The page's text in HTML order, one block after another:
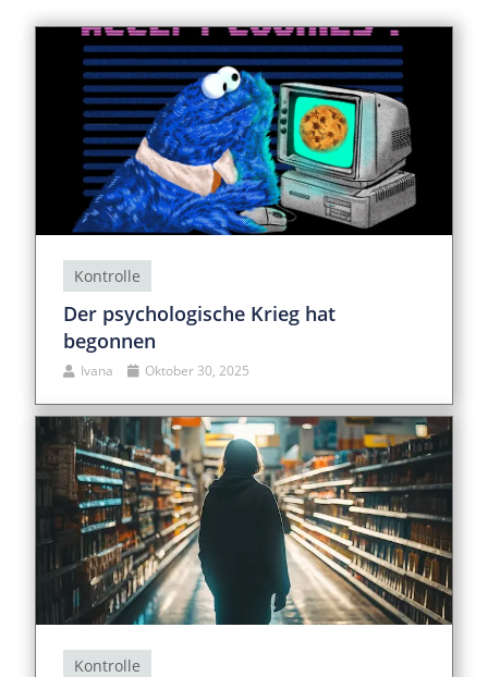
Kontrolle
Der psychologische Krieg hat
begonnen
Ivana Oktober 30, 2025
Kontrolle